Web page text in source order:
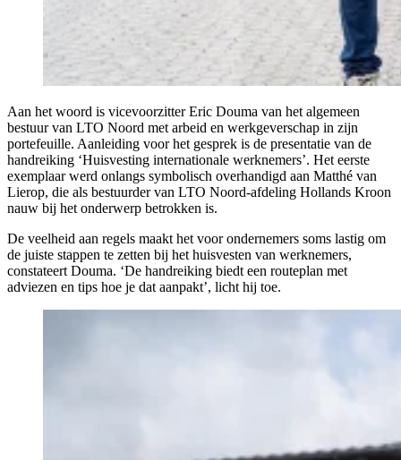
Aan het woord is vicevoorzitter Eric Douma van het algemeen
bestuur van LTO Noord met arbeid en werkgeverschap in zijn
portefeuille. Aanleiding voor het gesprek is de presentatie van de
handreiking ‘Huisvesting internationale werknemers’. Het eerste
exemplaar werd onlangs symbolisch overhandigd aan Matthé van
Lierop, die als bestuurder van LTO Noord-afdeling Hollands Kroon
nauw bij het onderwerp betrokken is.
De veelheid aan regels maakt het voor ondernemers soms lastig om
de juiste stappen te zetten bij het huisvesten van werknemers,
constateert Douma. ‘De handreiking biedt een routeplan met
adviezen en tips hoe je dat aanpakt’, licht hij toe.